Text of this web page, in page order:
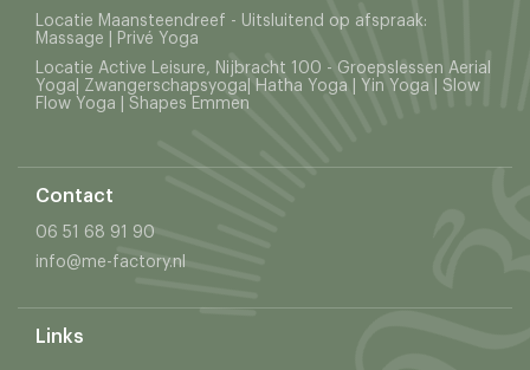
Locatie Maansteendreef - Uitsluitend op afspraak:
Massage | Privé Yoga
Locatie Active Leisure, Nijbracht 100 - Groepslessen Aerial
Yoga| Zwangerschapsyoga| Hatha Yoga | Yin Yoga | Slow
Flow Yoga | Shapes Emmen
Contact
06 51 68 91 90
info@me-factory.nl
Links